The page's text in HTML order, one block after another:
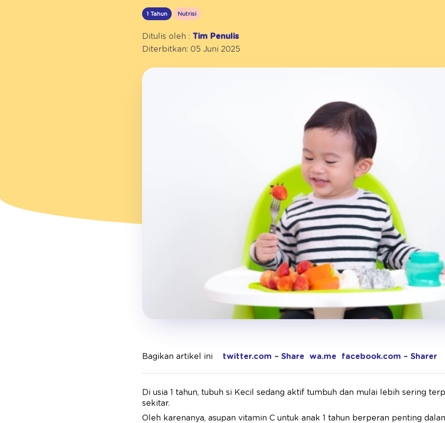
1 Tahun Nutrisi
Ditulis oleh : Tim Penulis
Diterbitkan: 05 Juni 2025
Bagikan artikel ini twitter.com – Share wa.me facebook.com – Sharer
Di usia 1 tahun, tubuh si Kecil sedang aktif tumbuh dan mulai lebih sering
sekitar.
Oleh karenanya, asupan vitamin C untuk anak 1 tahun berperan penting